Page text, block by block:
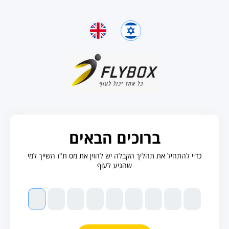
ברוכים הבאים
כדיי להתחיל את תהליך הקבלה יש להזין את מס ת"ז השייך למי
שהגיע לעוף